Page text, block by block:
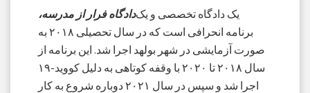
دادگاه فرار از مدرسه،یک دادگاه تخصصی و یک
برنامه انحرافی است که در سال تحصیلی ۲۰۱۸ به
صورت آزمایشی در شهر بولهد اجرا شد. این برنامه از
سال ۲۰۱۸ تا ۲۰۲۰ با وقفه کوتاهی به دلیل کووید-۱۹
اجرا شد و سپس در سال ۲۰۲۱ دوباره شروع به کار